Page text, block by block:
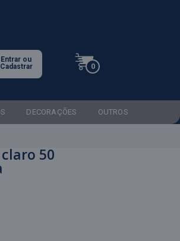
Entrar ou
Cadastrar
0
DECORAÇÕES OUTROS
50